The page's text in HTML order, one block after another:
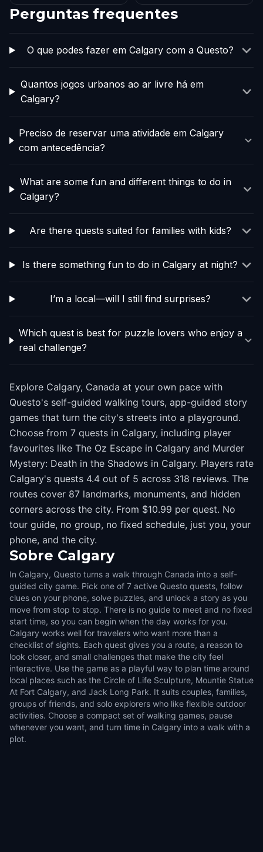
Perguntas frequentes
O que podes fazer em Calgary com a Questo?
Quantos jogos urbanos ao ar livre há em
Calgary?
Preciso de reservar uma atividade em Calgary
com antecedência?
What are some fun and different things to do in
Calgary?
Are there quests suited for families with kids?
Is there something fun to do in Calgary at night?
I’m a local—will I still find surprises?
Which quest is best for puzzle lovers who enjoy a
real challenge?
Explore Calgary, Canada at your own pace with
Questo's self-guided walking tours, app-guided story
games that turn the city's streets into a playground.
Choose from 7 quests in Calgary, including player
favourites like The Oz Escape in Calgary and Murder
Mystery: Death in the Shadows in Calgary. Players rate
Calgary's quests 4.4 out of 5 across 318 reviews. The
routes cover 87 landmarks, monuments, and hidden
corners across the city. From $10.99 per quest. No
tour guide, no group, no fixed schedule, just you, your
phone, and the city.
Sobre Calgary
In Calgary, Questo turns a walk through Canada into a self-
guided city game. Pick one of 7 active Questo quests, follow
clues on your phone, solve puzzles, and unlock a story as you
move from stop to stop. There is no guide to meet and no fixed
start time, so you can begin when the day works for you.
Calgary works well for travelers who want more than a
checklist of sights. Each quest gives you a route, a reason to
look closer, and small challenges that make the city feel
interactive. Use the game as a playful way to plan time around
local places such as the Circle of Life Sculpture, Mountie Statue
At Fort Calgary, and Jack Long Park. It suits couples, families,
groups of friends, and solo explorers who like flexible outdoor
activities. Choose a compact set of walking games, pause
whenever you want, and turn time in Calgary into a walk with a
plot.